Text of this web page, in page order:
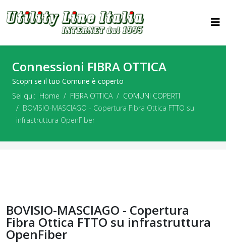
Connessioni FIBRA OTTICA
Scopri se il tuo Comune è coperto
Sei qui: Home FIBRA OTTICA
COMUNI COPERTI
BOVISIO-MASCIAGO - Copertura Fibra Ottica FTTO su
infrastruttura OpenFiber
BOVISIO-MASCIAGO - Copertura
Fibra Ottica FTTO su infrastruttura
OpenFiber